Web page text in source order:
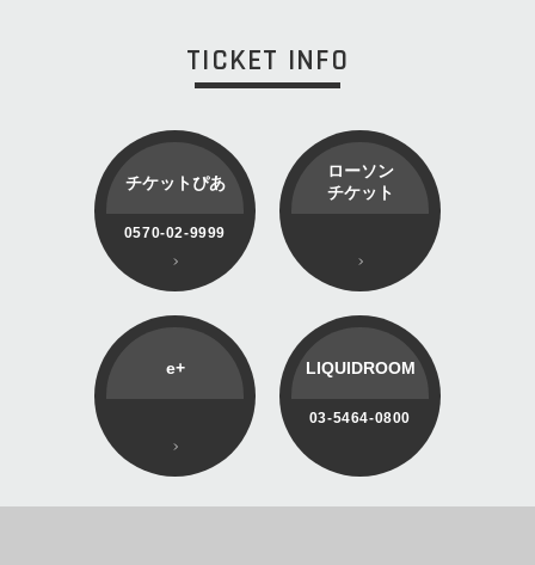
TICKET INFO
チケットぴあ
0570-02-9999
ローソン
チケット
e+ LIQUIDROOM
03-5464-0800